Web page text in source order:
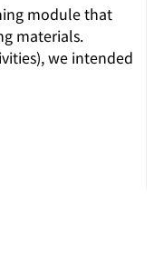
module that
materials.
we intended